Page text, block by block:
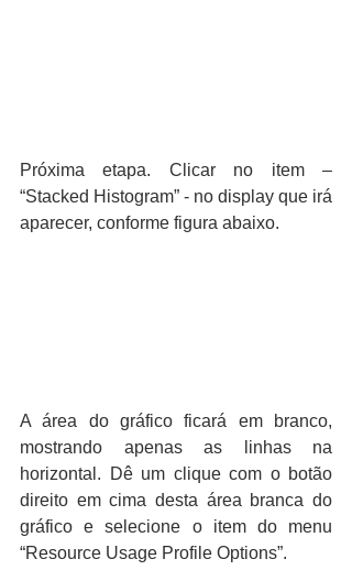
Próxima etapa. Clicar no item –
“Stacked Histogram” - no display que irá
aparecer, conforme figura abaixo.
A área do gráfico ficará em branco,
mostrando apenas as linhas na
horizontal. Dê um clique com o botão
direito em cima desta área branca do
gráfico e selecione o item do menu
“Resource Usage Profile Options”.